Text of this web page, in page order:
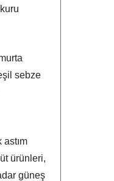
sebze
ürünleri,
güneş